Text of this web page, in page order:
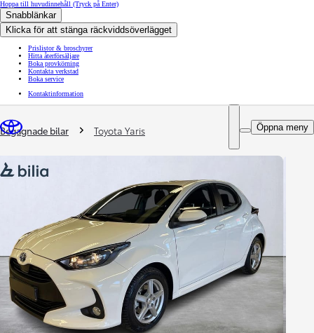
Hoppa till huvudinnehåll (Tryck på Enter)
Snabblänkar
Klicka för att stänga räckviddsöverlägget
Prislistor & broschyrer
Hitta återförsäljare
Boka provkörning
Kontakta verkstad
Boka service
Kontaktinformation
Öppna meny
You are here
Begagnade bilar Toyota Yaris